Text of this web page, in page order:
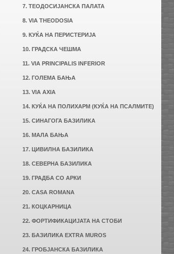
7. ТЕОДОСИЈАНСКА ПАЛАТА
8. VIA THEODOSIA
9. КУЌА НА ПЕРИСТЕРИЈА
10. ГРАДСКА ЧЕШМА
11. VIA PRINCIPALIS INFERIOR
12. ГОЛЕМА БАЊА
13. VIA AXIA
14. КУЌА НА ПОЛИХАРМ (КУЌА НА ПСАЛМИТЕ)
15. СИНАГОГА БАЗИЛИКА
16. МАЛА БАЊА
17. ЦИВИЛНА БАЗИЛИКА
18. СЕВЕРНА БАЗИЛИКА
19. ГРАДБА СО АРКИ
20. CASA ROMANA
21. КОЦКАРНИЦА
22. ФОРТИФИКАЦИЈАТА НА СТОБИ
23. БАЗИЛИКА EXTRA MUROS
24. ГРОБЈАНСКА БАЗИЛИКА